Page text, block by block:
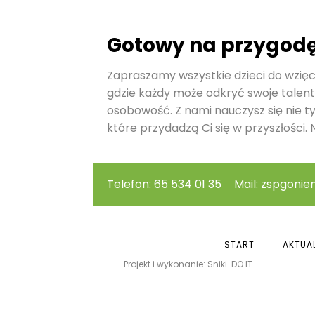
Gotowy na
Zapraszamy wszystkie dzieci do
gdzie każdy może odkryć swoje
osobowość. Z nami nauczysz się nie
które przydadzą Ci się w przyszłości.
Telefon: 65 534 01 35 Mail:
Projekt i wykonanie: Sniki. DO IT
START